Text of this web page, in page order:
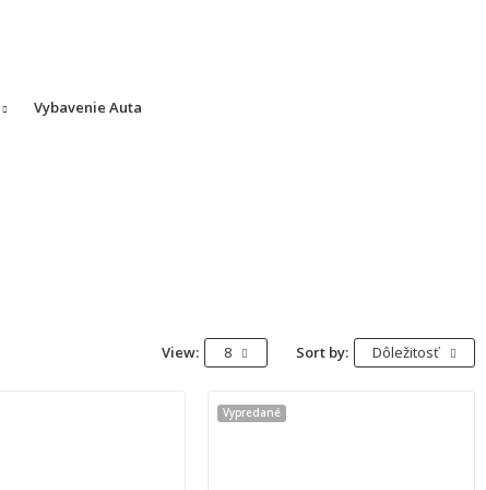
Vybavenie Auta
View: 8 Sort by: Dôležitosť
Vypredané